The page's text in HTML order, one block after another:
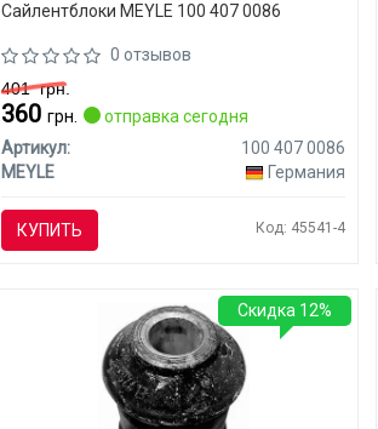
Сайлентблоки MEYLE 100 407 0086
0 отзывов
401грн.
360грн.
отправка сегодня
Артикул:
100 407 0086
MEYLE
Германия
КУПИТЬ Код: 45541-4
Скидка 12%